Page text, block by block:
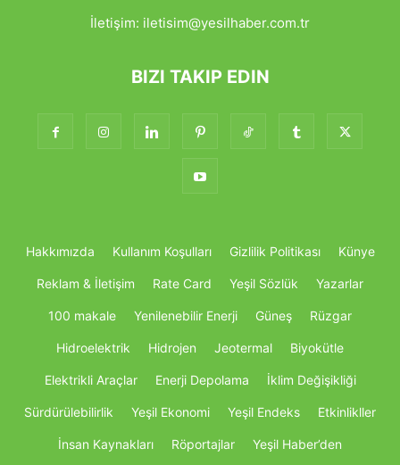
İletişim: iletisim@yesilhaber.com.tr
BIZI TAKIP EDIN
Hakkımızda Kullanım Koşulları Gizlilik Politikası Künye
Reklam & İletişim Rate Card Yeşil Sözlük Yazarlar
100 makale Yenilenebilir Enerji Güneş Rüzgar
Hidroelektrik Hidrojen Jeotermal Biyokütle
Elektrikli Araçlar Enerji Depolama İklim Değişikliği
Sürdürülebilirlik Yeşil Ekonomi Yeşil Endeks Etkinlikller
İnsan Kaynakları Röportajlar Yeşil Haber’den